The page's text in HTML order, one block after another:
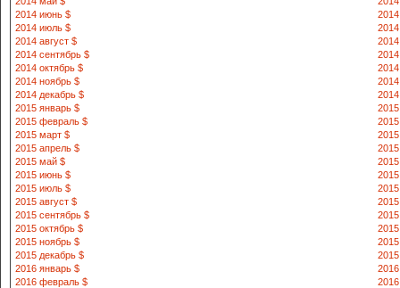
2014 июнь $
2014 июль $
2014 август $
2014
2014 сентябрь $
2014 октябрь $
2014 ноябрь $
2014 декабрь $
2015 январь $
2015 февраль $
2015 март $
2015 апрель $
2015 май $
2015 июнь $
2015 июль $
2015 август $
2015
2015 сентябрь $
2015 октябрь $
2015 ноябрь $
2015 декабрь $
2016 январь $
2016 февраль $